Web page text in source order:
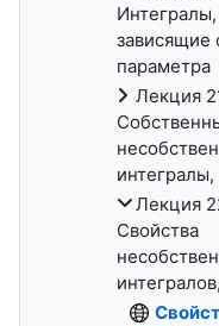
Интегралы,
зависящие
параметра
Лекция
интегралы,
Лекция
Свойства